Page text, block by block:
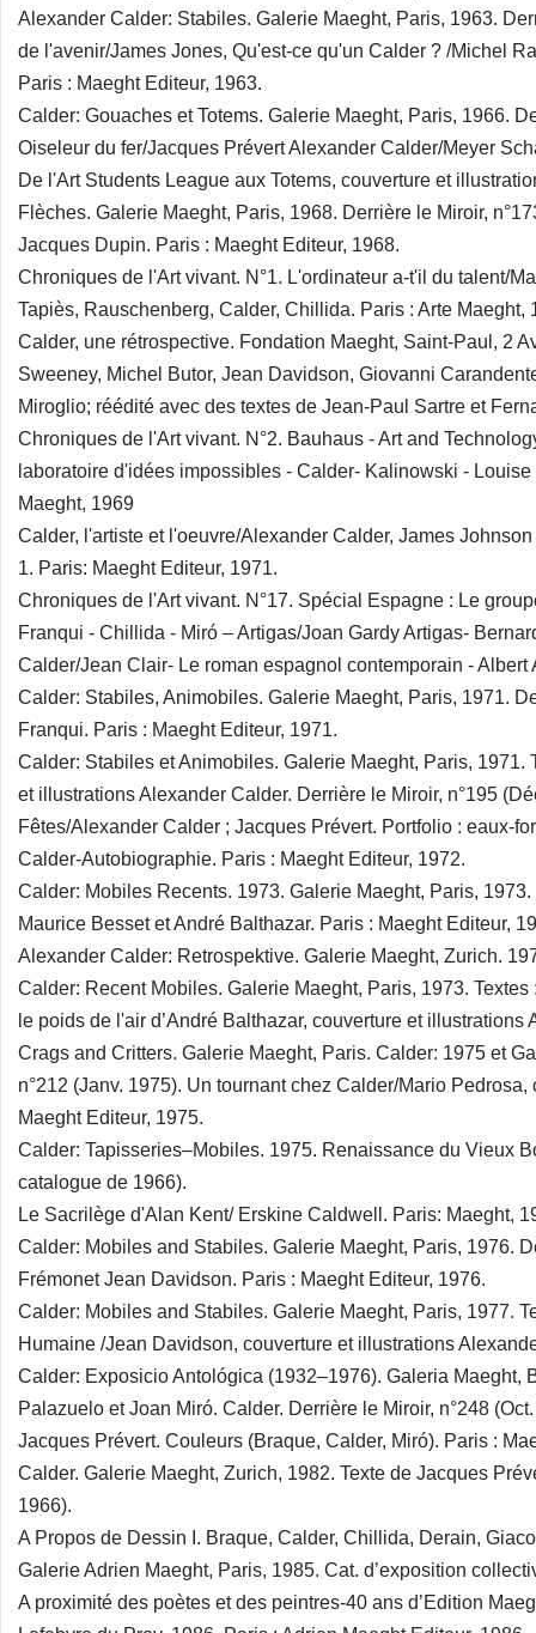
Alexander Calder: Stabiles. Galerie Maeght, Paris, 1963.
de l'avenir/James Jones, Qu'est-ce qu'un Calder ? /Michel
Paris : Maeght Editeur, 1963.
Calder: Gouaches et Totems. Galerie Maeght, Paris, 1966.
Oiseleur du fer/Jacques Prévert Alexander Calder/Meyer
De l'Art Students League aux Totems, couverture et
Flèches. Galerie Maeght, Paris, 1968. Derrière le Miroir,
Jacques Dupin. Paris : Maeght Editeur, 1968.
Chroniques de l'Art vivant. N°1. L'ordinateur a-t'il du talent/
Tapiès, Rauschenberg, Calder, Chillida. Paris : Arte Maeght,
Calder, une rétrospective. Fondation Maeght, Saint-Paul, 2
Sweeney, Michel Butor, Jean Davidson, Giovanni
Miroglio; réédité avec des textes de Jean-Paul Sartre et
Chroniques de l'Art vivant. N°2. Bauhaus - Art and
laboratoire d'idées impossibles - Calder- Kalinowski -
Maeght, 1969
Calder, l'artiste et l'oeuvre/Alexander Calder, James
1. Paris: Maeght Editeur, 1971.
Chroniques de l'Art vivant. N°17. Spécial Espagne : Le
Franqui - Chillida - Miró – Artigas/Joan Gardy Artigas-
Calder/Jean Clair- Le roman espagnol contemporain - Albert
Calder: Stabiles, Animobiles. Galerie Maeght, Paris, 1971.
Franqui. Paris : Maeght Editeur, 1971.
Calder: Stabiles et Animobiles. Galerie Maeght, Paris,
et illustrations Alexander Calder. Derrière le Miroir, n°195
Fêtes/Alexander Calder ; Jacques Prévert. Portfolio : eaux-
Calder-Autobiographie. Paris : Maeght Editeur, 1972.
Calder: Mobiles Recents. 1973. Galerie Maeght, Paris,
Maurice Besset et André Balthazar. Paris : Maeght Editeur,
Alexander Calder: Retrospektive. Galerie Maeght, Zurich.
Calder: Recent Mobiles. Galerie Maeght, Paris, 1973.
le poids de l'air d’André Balthazar, couverture et illustrations
Crags and Critters. Galerie Maeght, Paris. Calder: 1975 et
n°212 (Janv. 1975). Un tournant chez Calder/Mario
Maeght Editeur, 1975.
Calder: Tapisseries–Mobiles. 1975. Renaissance du Vieux
catalogue de 1966).
Le Sacrilège d'Alan Kent/ Erskine Caldwell. Paris: Maeght,
Calder: Mobiles and Stabiles. Galerie Maeght, Paris, 1976.
Frémonet Jean Davidson. Paris : Maeght Editeur, 1976.
Calder: Mobiles and Stabiles. Galerie Maeght, Paris, 1977.
Humaine /Jean Davidson, couverture et illustrations
Calder: Exposicio Antológica (1932–1976). Galeria Maeght,
Palazuelo et Joan Miró. Calder. Derrière le Miroir, n°248
Jacques Prévert. Couleurs (Braque, Calder, Miró). Paris :
Calder. Galerie Maeght, Zurich, 1982. Texte de Jacques
1966).
A Propos de Dessin I. Braque, Calder, Chillida, Derain,
Galerie Adrien Maeght, Paris, 1985. Cat. d’exposition
A proximité des poètes et des peintres-40 ans d’Edition